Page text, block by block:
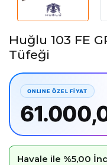
Huğlu 103 FE
Tüfeği
Havale ile %5,00